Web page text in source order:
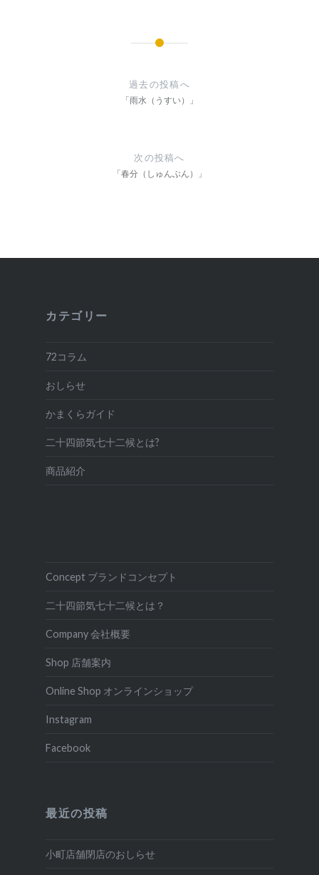
ン
過去の投稿へ
「雨水（うすい）」
次の投稿へ
「春分（しゅんぶん）」
カテゴリー
72コラム
おしらせ
かまくらガイド
二十四節気七十二候とは?
商品紹介
Concept ブランドコンセプト
二十四節気七十二候とは？
Company 会社概要
Shop 店舗案内
Online Shop オンラインショップ
Instagram
Facebook
最近の投稿
小町店舗閉店のおしらせ